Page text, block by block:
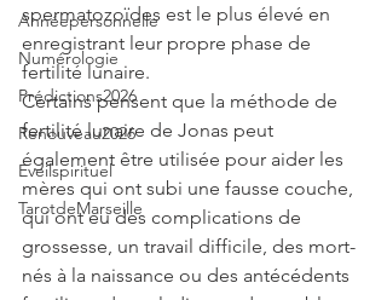
Annéepersonnelle
Numérologie
Prédictions2026
Renouveau2026
Eveilspirituel
TarotdeMarseille
spermatozoïdes est le plus élevé en
enregistrant leur propre phase de
fertilité lunaire.
Certains pensent que la méthode de
fertilité lunaire de Jonas peut
également être utilisée pour aider les
mères qui ont subi une fausse couche,
qui ont eu des complications de
grossesse, un travail difficile, des mort-
nés à la naissance ou des antécédents